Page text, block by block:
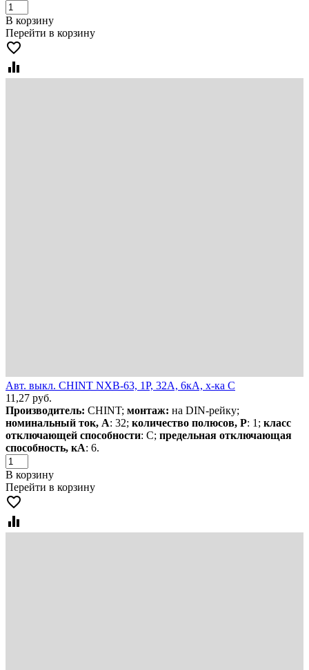
В корзину
Перейти в корзину
favorite_border
equalizer
Авт. выкл. CHINT NXB-63, 1P, 32А, 6кА, х-ка C
11,27 руб.
Производитель: CHINT; монтаж: на DIN-рейку;
номинальный ток, А: 32; количество полюсов, Р: 1; класс
отключающей способности: С; предельная отключающая
способность, кА: 6.
В корзину
Перейти в корзину
favorite_border
equalizer